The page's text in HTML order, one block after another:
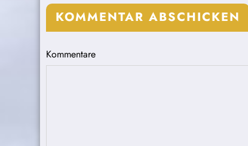
KOMMENTAR ABSCHICKEN
Kommentare